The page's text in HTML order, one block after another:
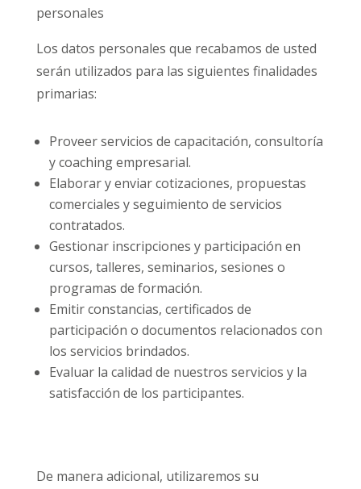
personales
Los datos personales que recabamos de usted
serán utilizados para las siguientes finalidades
primarias:
Proveer servicios de capacitación, consultoría
y coaching empresarial.
Elaborar y enviar cotizaciones, propuestas
comerciales y seguimiento de servicios
contratados.
Gestionar inscripciones y participación en
cursos, talleres, seminarios, sesiones o
programas de formación.
Emitir constancias, certificados de
participación o documentos relacionados con
los servicios brindados.
Evaluar la calidad de nuestros servicios y la
satisfacción de los participantes.
De manera adicional, utilizaremos su